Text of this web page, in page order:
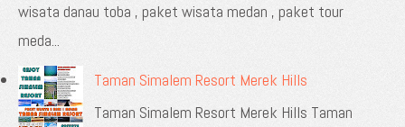
wisata danau toba , paket wisata medan , paket tour
meda...
Taman Simalem Resort Merek Hills
Taman Simalem Resort Merek Hills Taman